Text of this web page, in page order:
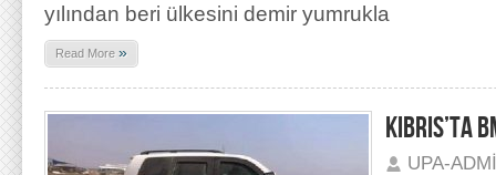
yılından beri ülkesini demir yumrukla
Read More »
KIBRIS’TA
UPA-